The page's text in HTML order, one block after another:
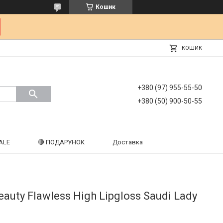
Кошик
КОШИК
+380 (97) 955-55-50
+380 (50) 900-50-55
🔴 ПОДАРУНОК Доставка
Flawless High Lipgloss Saudi Lady